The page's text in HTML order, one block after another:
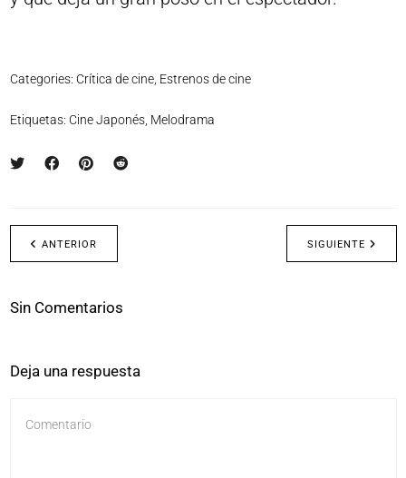
Categories: Crítica de cine, Estrenos de cine
Etiquetas: Cine Japonés, Melodrama
SIGUIENTE
ANTERIOR
Sin Comentarios
Deja una respuesta